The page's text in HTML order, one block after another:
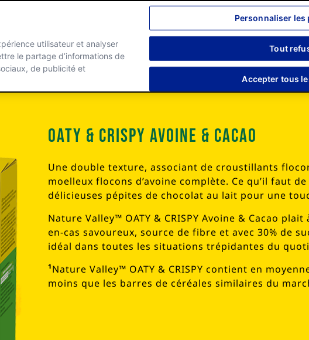
for:
Où nous trouver?
Oaty & Crispy Avoine & Cacao
Une double texture, associant de croustillants
moelleux flocons d’avoine complète. Ce qu’il faut
délicieuses pépites de chocolat au lait pour une
Nature Valley™ OATY & CRISPY Avoine & Cacao
en-cas savoureux, source de fibre et avec 30% de
idéal dans toutes les situations trépidantes du
¹Nature Valley™ OATY & CRISPY contient en
moins que les barres de céréales similaires du
utilisateur et analyser
le partage d’informations de
de publicité et
Personnaliser les
Tout
Accepter tous